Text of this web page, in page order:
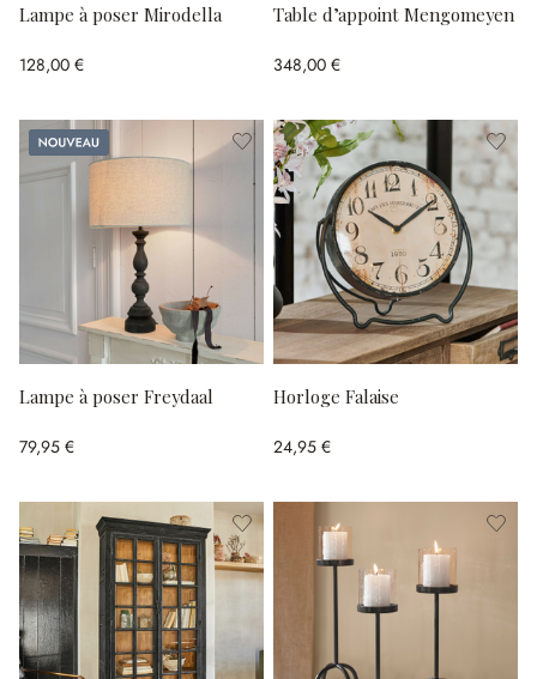
Lampe à poser Mirodella
128,00 €
Table d’appoint Mengomeyen
348,00 €
Nouveau
Lampe à poser Freydaal
79,95 €
Horloge Falaise
24,95 €